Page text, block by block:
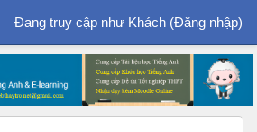
Đang truy cập như Khách (Đăng nhập)